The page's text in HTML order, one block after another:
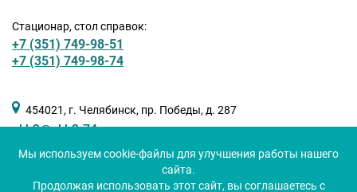
Стационар, стол справок:
+7 (351) 749-98-51
+7 (351) 749-98-74
454021, г. Челябинск, пр. Победы, д. 287
okb3@okb3-74.ru
Мы используем cookie-файлы для улучшения работы нашего
сайта.
Продолжая использовать этот сайт, вы соглашаетесь с